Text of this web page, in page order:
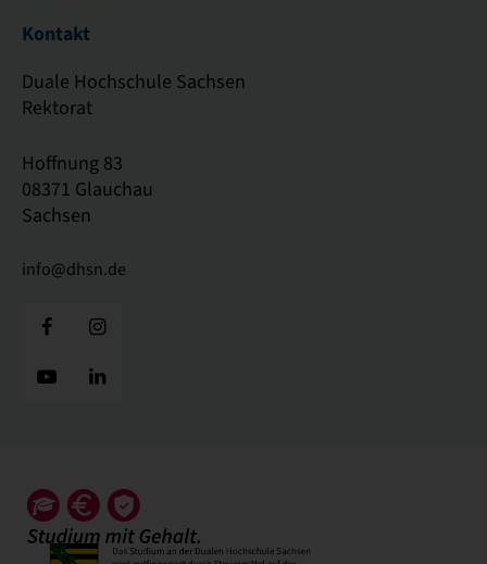
Kontakt
Duale Hochschule Sachsen
Rektorat
Hoffnung 83
08371 Glauchau
Sachsen
info@dhsn.de